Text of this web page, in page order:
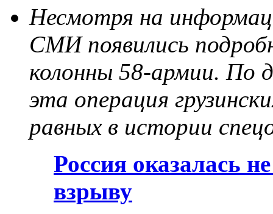
Несмотря на
СМИ появились
колонны 58-армии. По
эта операция
равных в истории
Россия оказалась
взрыву